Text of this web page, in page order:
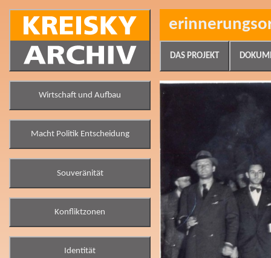
DAS PROJEKT
Wirtschaft und Aufbau
Macht Politik Entscheidung
Souveränität
Konfliktzonen
Identität